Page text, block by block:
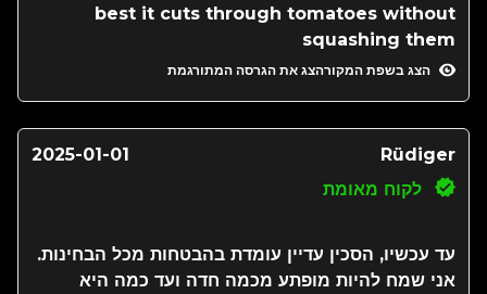
best it cuts through tomatoes without
squashing them
הצג בשפת המקורהצג את הגרסה המתורגמת
Rüdiger
לקוח מאומת
עד עכשיו, הסכין עדיין עומדת בהבטחות מכל הבחינות.
אני שמח להיות מופתע מכמה חדה ועד כמה היא